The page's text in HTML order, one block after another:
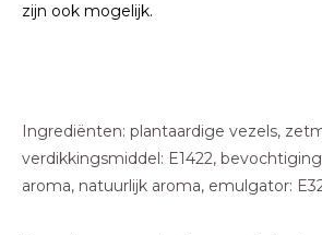
zijn ook mogelijk.
Ingrediënten: plantaardige vezels,
verdikkingsmiddel: E1422,
aroma, natuurlijk aroma, emulgator: